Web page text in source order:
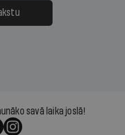
savā laika joslā!